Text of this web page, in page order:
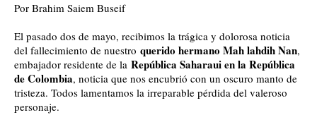
Por Brahim Saiem Buseif
El pasado dos de mayo, recibimos la trágica y dolorosa noticia
del fallecimiento de nuestro querido hermano Mah lahdih Nan,
embajador residente de la República Saharaui en la República
de Colombia, noticia que nos encubrió con un oscuro manto de
tristeza. Todos lamentamos la irreparable pérdida del valeroso
personaje.